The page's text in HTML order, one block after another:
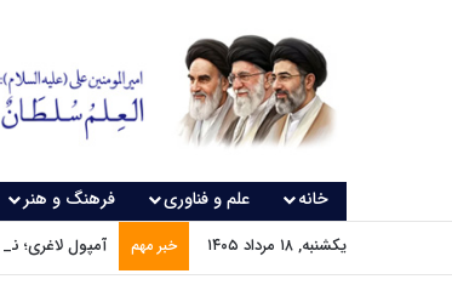
خانه علم و فناوری فرهنگ و هنر
یکشنبه, ۱۸ مرداد ۱۴۰۵ خبر مهم آمپول لاغری؛